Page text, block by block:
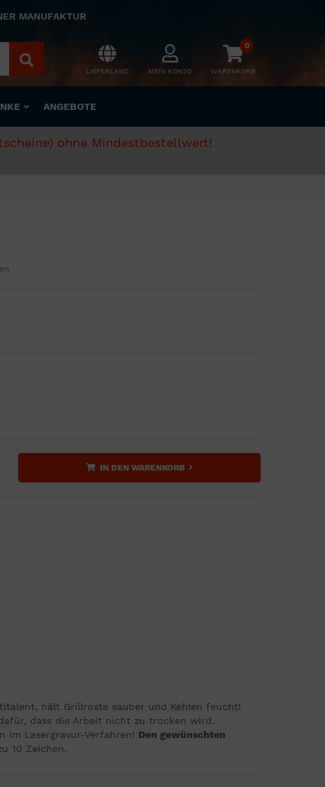
MANUFAKTUR
LIEFERLAND MEIN KONTO
0
WARENKORB
ANGEBOTE
ohne Mindestbestellwert!
IN DEN WARENKORB
hält Grillroste sauber und Kehlen feucht!
dass die Arbeit nicht zu trocken wird.
im Lasergravur-Verfahren! Den gewünschten
10 Zeichen.